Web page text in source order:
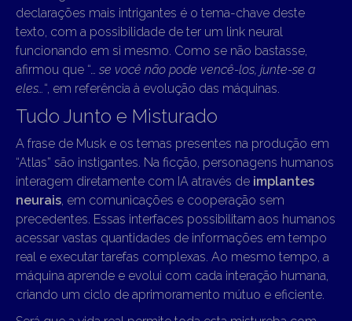
declarações mais intrigantes é o tema-chave deste
texto, com a possibilidade de ter um link neural
funcionando em si mesmo. Como se não bastasse,
afirmou que “… se você não pode vencê-los, junte-se a
eles…“, em referência à evolução das máquinas.
Tudo Junto e Misturado
A frase de Musk e os temas presentes na produção em
“Atlas” são instigantes. Na ficção, personagens humanos
interagem diretamente com IA através de implantes
neurais, em comunicações e cooperação sem
precedentes. Essas interfaces possibilitam aos humanos
acessar vastas quantidades de informações em tempo
real e executar tarefas complexas. Ao mesmo tempo, a
máquina aprende e evolui com cada interação humana,
criando um ciclo de aprimoramento mútuo e eficiente.